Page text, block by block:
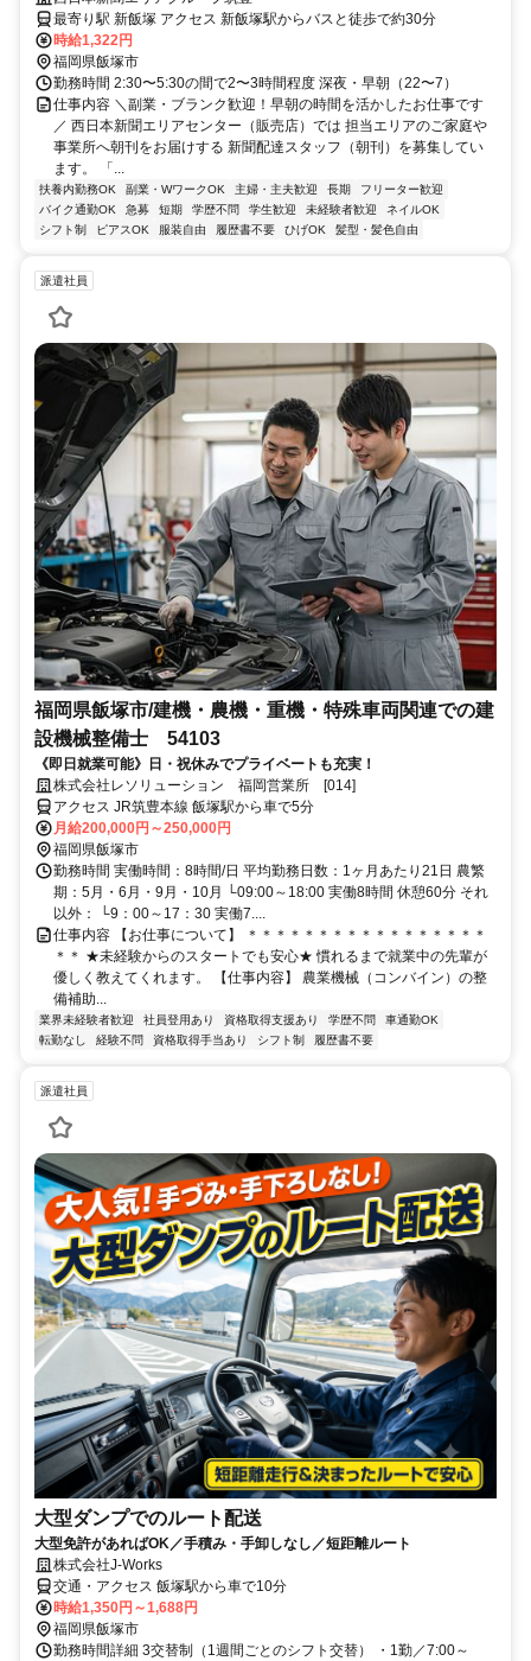
最寄り駅 新飯塚 アクセス 新飯塚駅からバスと徒歩で約30分
時給1,322円
福岡県飯塚市
勤務時間 2:30〜5:30の間で2〜3時間程度 深夜・早朝（22〜7）
仕事内容 ＼副業・ブランク歓迎！早朝の時間を活かしたお仕事です
／ 西日本新聞エリアセンター（販売店）では 担当エリアのご家庭や
事業所へ朝刊をお届けする 新聞配達スタッフ（朝刊）を募集してい
ます。 「...
扶養内勤務OK 副業・WワークOK 主婦・主夫歓迎 長期
フリーター歓迎
バイク通勤OK
急募 短期 学歴不問 学生歓迎 未経験者歓迎
ネイルOK
シフト制
ピアスOK 服装自由 履歴書不要 ひげOK 髪型・髪色自由
派遣社員
福岡県飯塚市/建機・農機・重機・特殊車両関連での建
設機械整備士 54103
《即日就業可能》日・祝休みでプライベートも充実！
株式会社レソリューション 福岡営業所 [014]
アクセス JR筑豊本線 飯塚駅から車で5分
月給200,000円～250,000円
福岡県飯塚市
勤務時間 実働時間：8時間/日 平均勤務日数：1ヶ月あたり21日 農繁
期：5月・6月・9月・10月 └09:00～18:00 実働8時間 休憩60分 それ
以外： └9：00～17：30 実働7....
仕事内容 【お仕事について】 ＊＊＊＊＊＊＊＊＊＊＊＊＊＊＊＊＊
＊＊ ★未経験からのスタートでも安心★ 慣れるまで就業中の先輩が
優しく教えてくれます。 【仕事内容】 農業機械（コンバイン）の整
備補助...
業界未経験者歓迎 社員登用あり 資格取得支援あり 学歴不問
車通勤OK
転勤なし
経験不問 資格取得手当あり シフト制 履歴書不要
派遣社員
大型ダンプでのルート配送
大型免許があればOK／手積み・手卸しなし／短距離ルート
株式会社J-Works
交通・アクセス 飯塚駅から車で10分
時給1,350円～1,688円
福岡県飯塚市
勤務時間詳細 3交替制（1週間ごとのシフト交替） ・1勤／7:00～